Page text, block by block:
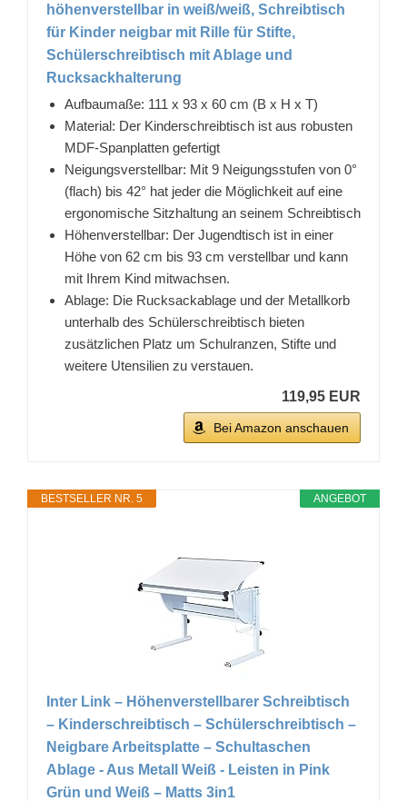
höhenverstellbar in weiß/weiß, Schreibtisch
für Kinder neigbar mit Rille für Stifte,
Schülerschreibtisch mit Ablage und
Rucksackhalterung
Aufbaumaße: 111 x 93 x 60 cm (B x H x T)
Material: Der Kinderschreibtisch ist aus robusten
MDF-Spanplatten gefertigt
Neigungsverstellbar: Mit 9 Neigungsstufen von 0°
(flach) bis 42° hat jeder die Möglichkeit auf eine
ergonomische Sitzhaltung an seinem Schreibtisch
Höhenverstellbar: Der Jugendtisch ist in einer
Höhe von 62 cm bis 93 cm verstellbar und kann
mit Ihrem Kind mitwachsen.
Ablage: Die Rucksackablage und der Metallkorb
unterhalb des Schülerschreibtisch bieten
zusätzlichen Platz um Schulranzen, Stifte und
weitere Utensilien zu verstauen.
119,95 EUR
Bei Amazon anschauen
ANGEBOT
BESTSELLER NR. 5
Inter Link – Höhenverstellbarer Schreibtisch
– Kinderschreibtisch – Schülerschreibtisch –
Neigbare Arbeitsplatte – Schultaschen
Ablage - Aus Metall Weiß - Leisten in Pink
Grün und Weiß – Matts 3in1